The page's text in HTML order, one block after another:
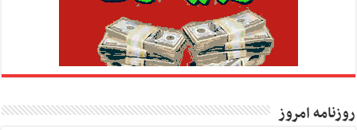
روزنامه امروز